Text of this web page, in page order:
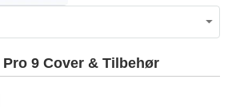
9 Cover & Tilbehør